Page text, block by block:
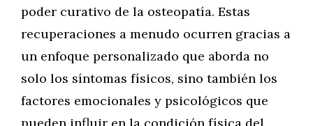
poder curativo de la osteopatía. Estas
recuperaciones a menudo ocurren gracias a
un enfoque personalizado que aborda no
solo los síntomas físicos, sino también los
factores emocionales y psicológicos que